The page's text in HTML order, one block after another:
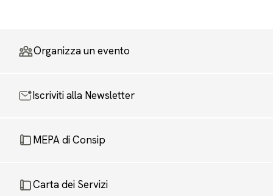
Organizza un evento
Iscriviti alla Newsletter
MEPA di Consip
Carta dei Servizi